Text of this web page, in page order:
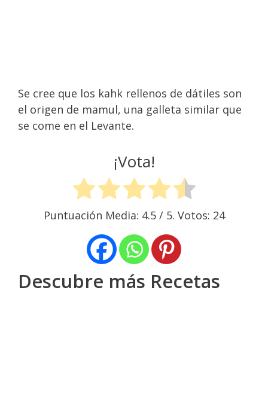
Se cree que los kahk rellenos de dátiles son
el origen de mamul, una galleta similar que
se come en el Levante.
¡Vota!
Puntuación Media: 4.5/ 5. Votos: 24
Descubre más Recetas